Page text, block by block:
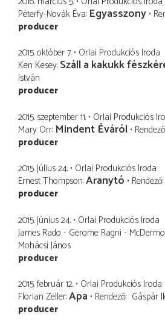
Péterfy-Novák Éva Egyasszony
producer
2015. október 7. Orlai Produkciós Iroda
Ken Kesey Száll a kakukk
István
producer
2015. szeptember 11. Orlai Produkciós
Mary Orr Mindent Éváról Rendező
producer
2015. július 24. Orlai Produkciós Iroda
Ernest Thompson Aranytó Rendező
producer
2015. június 24. Orlai Produkciós Iroda
James Rado - Gerome Ragni -
Mohácsi János
producer
2015. február 12. Orlai Produkciós Iroda
Florian Zeller Apa Rendező Gáspár
producer